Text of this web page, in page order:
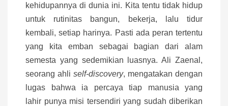
kehidupannya di dunia ini. Kita tentu tidak hidup
untuk rutinitas bangun, bekerja, lalu tidur
kembali, setiap harinya. Pasti ada peran tertentu
yang kita emban sebagai bagian dari alam
semesta yang sedemikian luasnya. Ali Zaenal,
seorang ahli self-discovery, mengatakan dengan
lugas bahwa ia percaya tiap manusia yang
lahir punya misi tersendiri yang sudah diberikan